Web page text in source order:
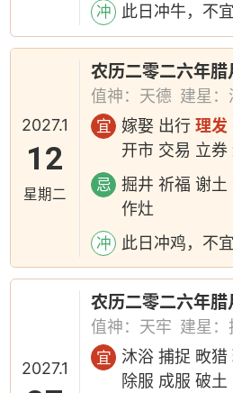
冲 此日冲牛，不
2027.1
12
星期二
农历二零二六年腊
值神：天德 建星：
宜 嫁娶 出行理发
开市 交易 立
忌
掘井 祈福 谢土
作灶
冲 此日冲鸡，不
2027.1
农历二零二六年腊
值神：天牢 建星：
宜 沐浴 捕捉 畋猎
除服 成服 破